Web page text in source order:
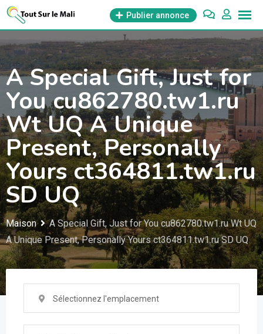
Aller
contenu
Publier annonce
A Special Gift, Just for
You cu862780.tw1.ru
Wt UQ A Unique
Present, Personally
Yours ct364811.tw1.ru
SD UQ
Maison
A Special Gift, Just for You cu862780.tw1.ru Wt UQ
A Unique Present, Personally Yours ct364811.tw1.ru SD UQ
Sélectionnez l'emplacement